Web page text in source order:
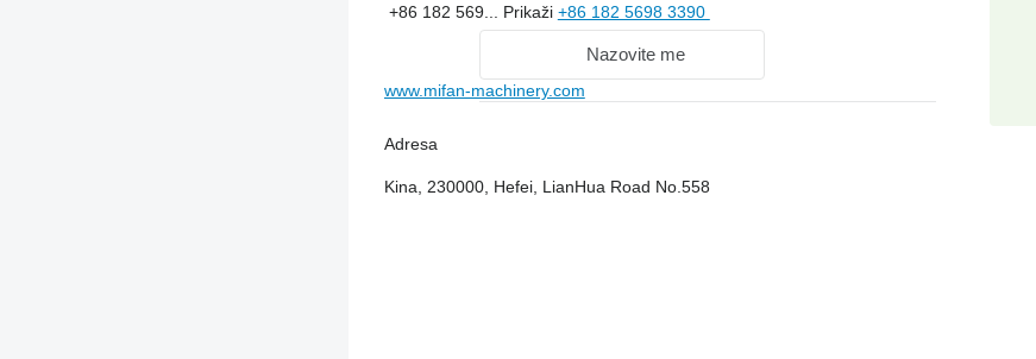
+86 182 569... Prikaži +86 182 5698 3390
Nazovite me
www.mifan-machinery.com
Adresa
Kina, 230000, Hefei, LianHua Road No.558